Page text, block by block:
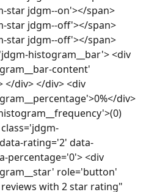
star jdgm--on'></span>
star jdgm--off'></span>
star jdgm--off'></span>
histogram__bar'> <div
content'
</div> </div> <div
div>
rating='2' data-
percentage='0'> <div
role='button'
reviews with 2 star rating"